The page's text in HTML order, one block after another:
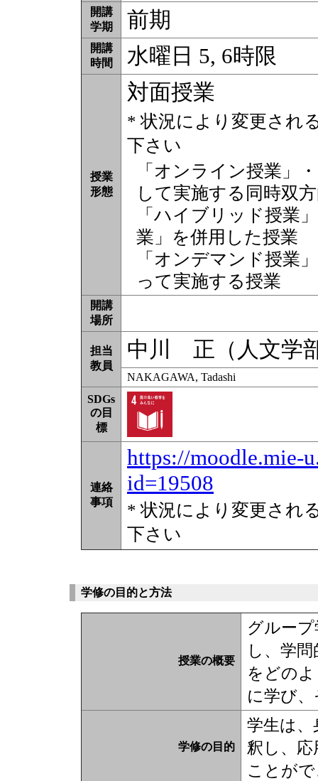
開講
学期
前期
開講
時間
水曜日 5, 6時限
授業
形態
対面授業
* 状況により変更され
下さい
「オンライン授業」
して実施する同時双
「ハイブリッド授業
業」を併用した授業
「オンデマンド授業
って実施する授業
開講
場所
担当
教員
中川 正（人文学
NAKAGAWA, Tadashi
SDGs
の目
標
連絡
事項
https://moodle.mie-
id=19508
* 状況により変更され
下さい
学修の目的と方法
授業の概要
グルー
し、学
をどの
に学び
学修の目的
学生は、
釈し、
ことが